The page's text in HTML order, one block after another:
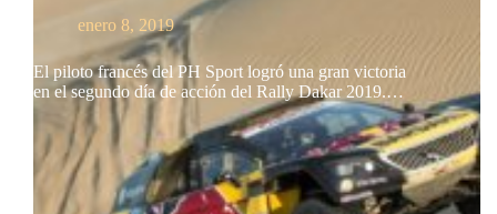
enero 8, 2019
El piloto francés del PH Sport logró una gran victoria
en el segundo día de acción del Rally Dakar 2019.…